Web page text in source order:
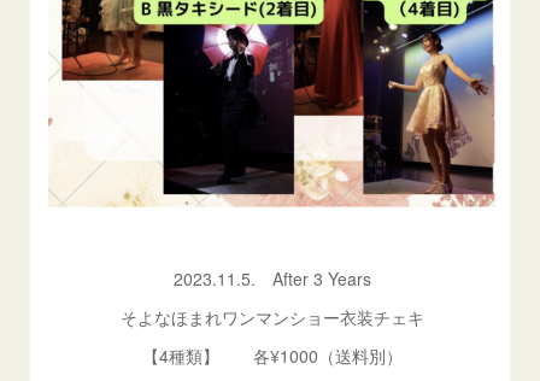
2023.11.5. After 3 Years
そよなほまれワンマンショー衣装チェキ
【4種類】 各¥1000（送料別）